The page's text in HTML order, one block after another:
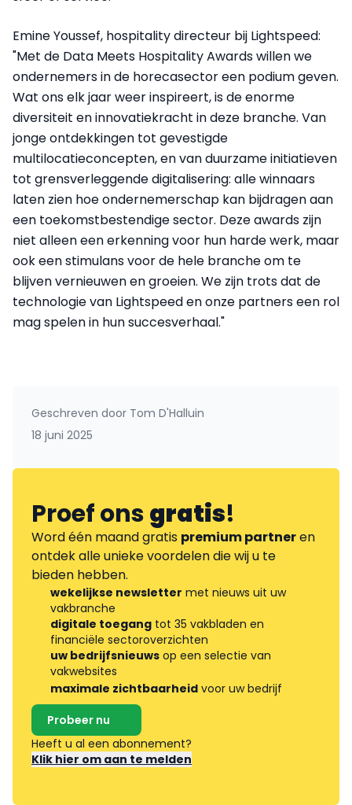
Emine Youssef, hospitality directeur bij Lightspeed:
"Met de Data Meets Hospitality Awards willen we
ondernemers in de horecasector een podium geven.
Wat ons elk jaar weer inspireert, is de enorme
diversiteit en innovatiekracht in deze branche. Van
jonge ontdekkingen tot gevestigde
multilocatieconcepten, en van duurzame initiatieven
tot grensverleggende digitalisering: alle winnaars
laten zien hoe ondernemerschap kan bijdragen aan
een toekomstbestendige sector. Deze awards zijn
niet alleen een erkenning voor hun harde werk, maar
ook een stimulans voor de hele branche om te
blijven vernieuwen en groeien. We zijn trots dat de
technologie van Lightspeed en onze partners een rol
mag spelen in hun succesverhaal."
Geschreven door Tom D'Halluin
18 juni 2025
Proef onsgratis!
Word één maand gratis premium partneren
ontdek alle unieke voordelen die wij u te
bieden hebben.
wekelijkse newsletter met nieuws uit uw
vakbranche
digitale toegang tot 35 vakbladen en
financiële sectoroverzichten
uw bedrijfsnieuws op een selectie van
vakwebsites
maximale zichtbaarheid voor uw bedrijf
Probeer nu
Heeft u al een abonnement?
Klik hier om aan te melden